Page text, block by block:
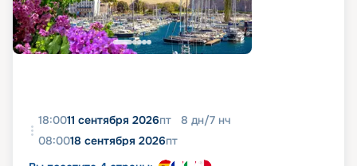
18:0011 сентября 2026пт 8 дн/7 нч
08:0018 сентября 2026пт